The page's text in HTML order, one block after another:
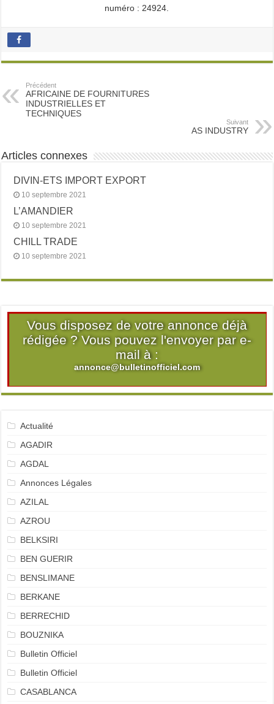
numéro : 24924.
Précédent
AFRICAINE DE FOURNITURES
INDUSTRIELLES ET
TECHNIQUES
Suivant
AS INDUSTRY
Articles connexes
DIVIN-ETS IMPORT EXPORT
10 septembre 2021
L’AMANDIER
10 septembre 2021
CHILL TRADE
10 septembre 2021
Vous disposez de votre annonce déjà
rédigée ? Vous pouvez l'envoyer par e-
mail à :
annonce@bulletinofficiel.com
Actualité
AGADIR
AGDAL
Annonces Légales
AZILAL
AZROU
BELKSIRI
BEN GUERIR
BENSLIMANE
BERKANE
BERRECHID
BOUZNIKA
Bulletin Officiel
Bulletin Officiel
CASABLANCA